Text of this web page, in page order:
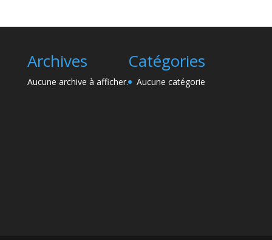
Archives
Aucune archive à afficher.
Catégories
Aucune catégorie